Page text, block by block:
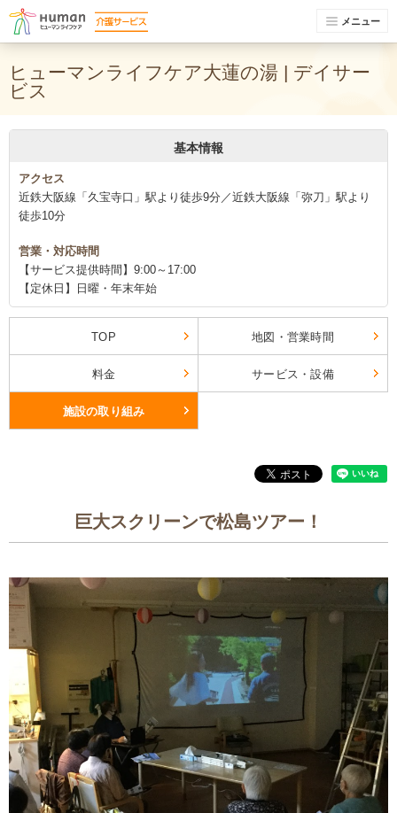
メニュー
ヒューマンライフケア大蓮の湯 | デイサー
ビス
基本情報
アクセス
近鉄大阪線「久宝寺口」駅より徒歩9分／近鉄大阪線「弥刀」駅より
徒歩10分
営業・対応時間
【サービス提供時間】9:00～17:00
【定休日】日曜・年末年始
TOP 地図・営業時間
料金 サービス・設備
施設の取り組み
巨大スクリーンで松島ツアー！